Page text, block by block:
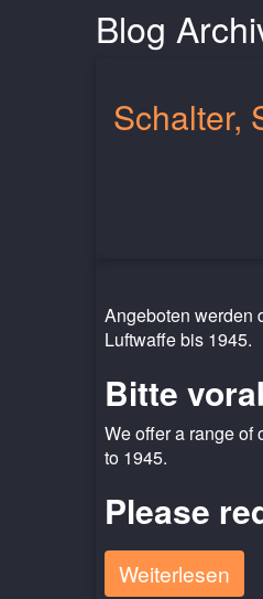
Blog
Schalter,
Angeboten werden
Luftwaffe bis 1945.
Bitte
We offer a range of
to 1945.
Please
Weiterlesen